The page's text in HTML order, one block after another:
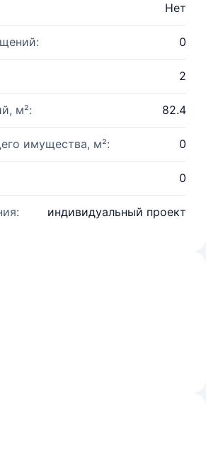
Нет
0
2
м²: 82.4
имущества, м²: 0
0
индивидуальный проект